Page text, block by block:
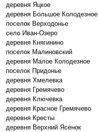
деревня Яцкое
деревня Большое Колодезное
поселок Верходонье
село Иван-Озеро
деревня Княгинино
поселок Малиновский
деревня Малое Колодезное
поселок Придонье
деревня Хмелевка
деревня Гремячево
деревня Ключевка
деревня Красное Гремячево
деревня Кресты
деревня Верхний Ясенок